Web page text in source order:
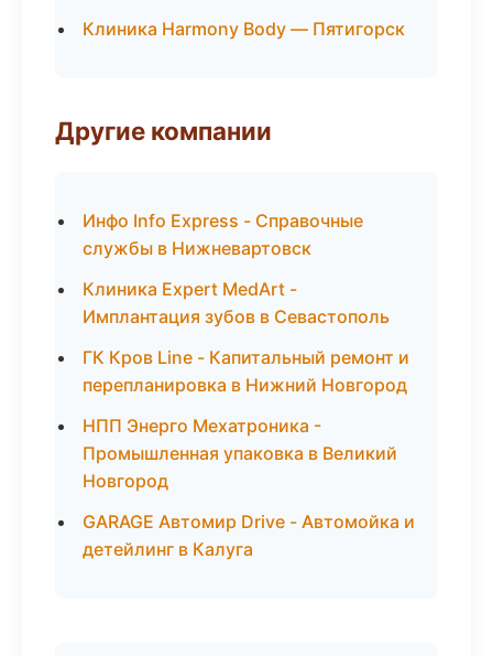
Клиника Harmony Body — Пятигорск
Другие компании
Инфо Info Express - Справочные
службы в Нижневартовск
Клиника Expert MedArt -
Имплантация зубов в Севастополь
ГК Кров Line - Капитальный ремонт и
перепланировка в Нижний Новгород
НПП Энерго Мехатроника -
Промышленная упаковка в Великий
Новгород
GARAGE Автомир Drive - Автомойка и
детейлинг в Калуга